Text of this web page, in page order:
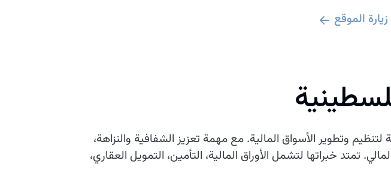
زيارة الموقع
وتطوير الأسواق المالية. مع مهمة تعزيز الشفافية والنزاهة،
تمتد خبراتها لتشمل الأوراق المالية، التأمين، التمويل العقاري،